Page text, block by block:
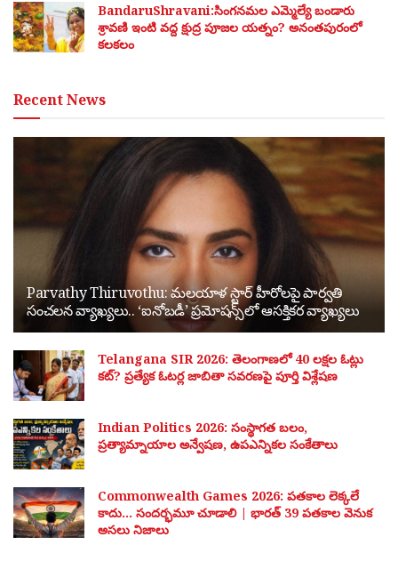
BandaruShravani:సింగనమల ఎమ్మెల్యే బండారు
శ్రావణి ఇంటి వద్ద క్షుద్ర పూజల యత్నం? అనంతపురంలో
కలకలం
Recent News
Parvathy Thiruvothu: మలయాళ స్టార్ హీరోలపై పార్వతి
సంచలన వ్యాఖ్యలు.. ‘ఐనోబడీ’ ప్రమోషన్స్‌లో ఆసక్తికర వ్యాఖ్యలు
Telangana SIR 2026: తెలంగాణలో 40 లక్షల ఓట్లు
కట్? ప్రత్యేక ఓటర్ల జాబితా సవరణపై పూర్తి విశ్లేషణ
Indian Politics 2026: సంస్థాగత బలం,
ప్రత్యామ్నాయాల అన్వేషణ, ఉపఎన్నికల సంకేతాలు
Commonwealth Games 2026: పతకాల లెక్కలే
కాదు… సందర్భమూ చూడాలి | భారత్ 39 పతకాల వెనుక
అసలు నిజాలు